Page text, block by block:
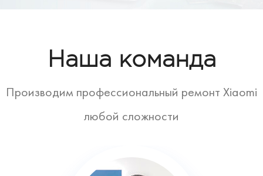
Наша команда
Производим профессиональный ремонт Xiaomi
любой сложности